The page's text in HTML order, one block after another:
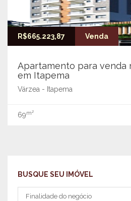
R$665.223,87 Venda
Apartamento para venda
em Itapema
Várzea - Itapema
69m²
BUSQUE SEU IMÓVEL
Tipo negociação
Finalidade do negócio